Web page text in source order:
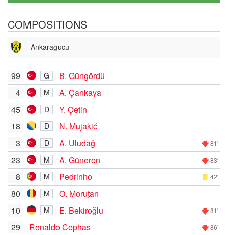
COMPOSITIONS
Ankaragucu
99 G
B. Güngördü
4
M
A. Çankaya
45
D
Y. Çetin
18
D
N. Mujakić
3
D A. Uludağ 81'
23 M A. Güneren 83'
8 M Pedrinho 42'
80 M
O. Moruțan
10
M E. Bekiroğlu 81'
29 Renaldo Cephas 86'